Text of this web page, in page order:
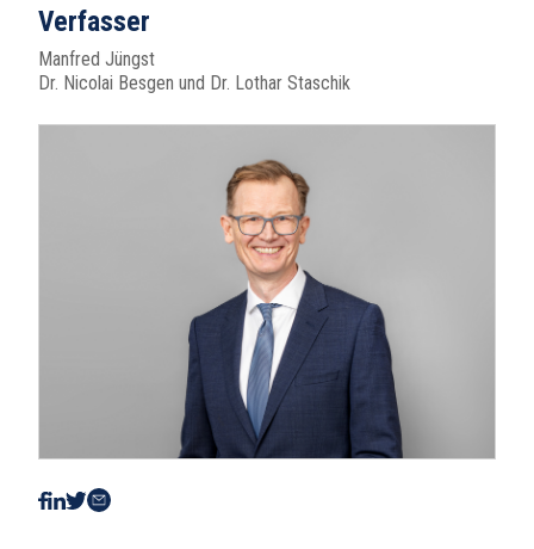
Verfasser
Manfred Jüngst
Dr. Nicolai Besgen und Dr. Lothar Staschik